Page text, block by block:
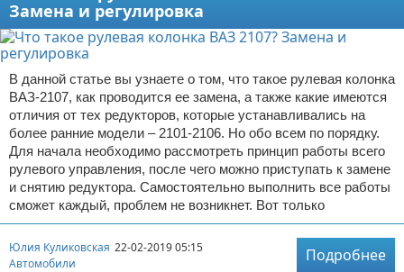
Замена и регулировка
В данной статье вы узнаете о том, что такое рулевая колонка
ВАЗ-2107, как проводится ее замена, а также какие имеются
отличия от тех редукторов, которые устанавливались на
более ранние модели – 2101-2106. Но обо всем по порядку.
Для начала необходимо рассмотреть принцип работы всего
рулевого управления, после чего можно приступать к замене
и снятию редуктора. Самостоятельно выполнить все работы
сможет каждый, проблем не возникнет. Вот только
Юлия Куликовская 22-02-2019 05:15
Автомобили
Подробнее